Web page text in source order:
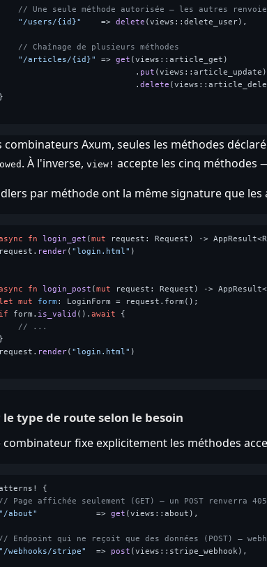
// Une seule méthode autorisée — les autres
"/users/{id}"
    =>
delete
// Chaînage de plusieurs méthodes
"/articles/{id}"
=> get (views::article_get)
.
put (views::article_update)
.
delete
combinateurs Axum, seules les méthodes
. À l'inverse, view! accepte les cinq méthodes
par méthode ont la même signature que les
fn login_get (mut request: Request) ->
render( "login.html" )
fn login_post (mut request: Request) ->
mut form : LoginForm = request.form();
if form. is_valid (). await {
// ...
render( "login.html" )
le type de route selon le besoin
combinateur fixe explicitement les méthodes
{
// Page affichée seulement (GET) — un POST renverra 405
"/about"
            =>
get (views::about),
// Endpoint qui ne reçoit que des données (POST) —
"/webhooks/stripe"
  =>
post